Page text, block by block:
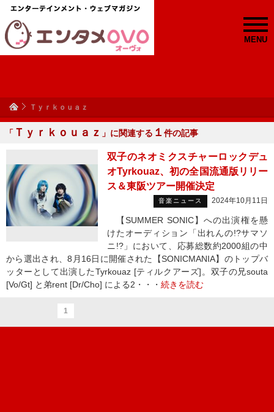
MENU
Ｔｙｒｋｏｕａｚ
「 Ｔｙｒｋｏｕａｚ 」に関連する １ 件の記事
双子のネオミクスチャーロックデュ
オTyrkouaz、初の全国流通版リリー
ス＆東阪ツアー開催決定
音楽ニュース 2024年10月11日
【SUMMER SONIC】への出演権を懸
けたオーディション「出れんの!?サマソ
ニ!?」において、応募総数約2000組の中
から選出され、8月16日に開催された【SONICMANIA】のトップバ
ッターとして出演したTyrkouaz [ティルクアーズ]。双子の兄souta
[Vo/Gt] と弟rent [Dr/Cho] による2・・・ 続きを読む
1